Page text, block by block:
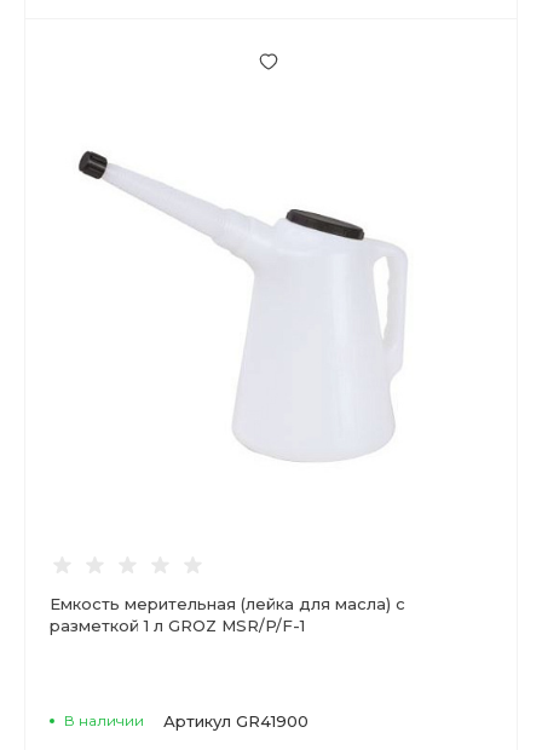
Емкость мерительная (лейка для масла) с
разметкой 1 л GROZ MSR/P/F-1
В наличии Артикул GR41900